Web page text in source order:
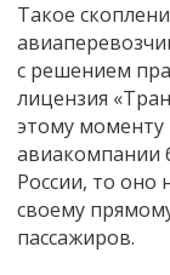
Такое
с решением
лицензия
этому моменту
авиакомпании
России, то оно
своему
пассажиров.